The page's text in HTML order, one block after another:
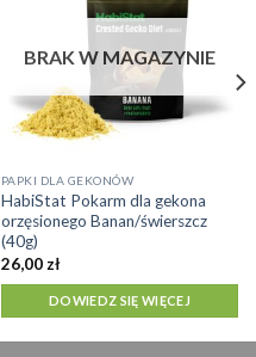
BRAK W MAGAZYNIE
PAPKI DLA GEKONÓW
HabiStat Pokarm dla gekona
orzęsionego Banan/świerszcz
(40g)
26,00 zł
DOWIEDZ SIĘ WIĘCEJ